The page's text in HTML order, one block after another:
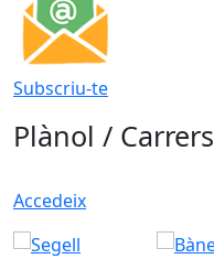
Subscriu-te
Plànol / Carrers
Accedeix